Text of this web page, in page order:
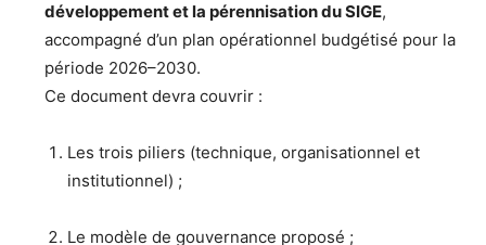
développement et la pérennisation du SIGE,
accompagné d’un plan opérationnel budgétisé pour la
période 2026–2030.
Ce document devra couvrir :
Les trois piliers (technique, organisationnel et
institutionnel) ;
Le modèle de gouvernance proposé ;